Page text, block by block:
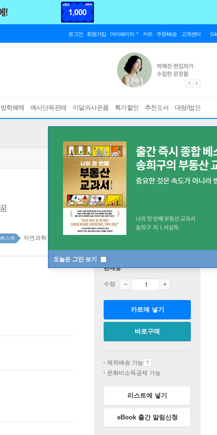
로그인 회원가입 마이페이지 카트 주문/배송 고객센터
학혜택 예사단독판매 이달의사은품 특가할인 추천도서 대량/법인
오늘은 그만 보기
베스트 자연과학 top100 8주
판매중
수량
카트에 넣기
바로구매
해외배송 가능
문화비소득공제 가능
리스트에 넣기
eBook 출간 알림신청